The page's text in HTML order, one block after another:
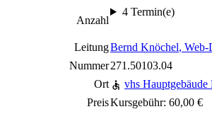
Anzahl
4 Termin(e)
LeitungBernd Knöchel, Web-
Nummer271.50103.04
Ort
vhs
PreisKursgebühr: 60,00 €